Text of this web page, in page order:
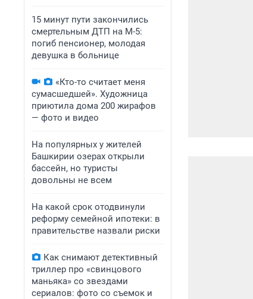
15 минут пути закончились
смертельным ДТП на М-5:
погиб пенсионер, молодая
девушка в больнице
«Кто-то считает меня
сумасшедшей». Художница
приютила дома 200 жирафов
— фото и видео
На популярных у жителей
Башкирии озерах открыли
бассейн, но туристы
довольны не всем
На какой срок отодвинули
реформу семейной ипотеки: в
правительстве назвали риски
Как снимают детективный
триллер про «свинцового
маньяка» со звездами
сериалов: фото со съемок и